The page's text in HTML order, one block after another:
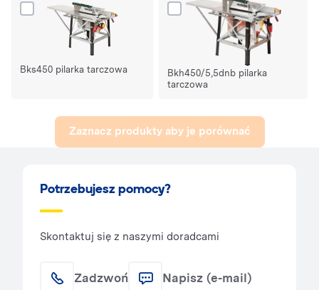
Dodaj produkt Bks450 pilarka tarczowa do porównania
Bks450 pilarka tarczowa
Dodaj produkt Bkh450/5,5dnb
Bkh450/5,5dnb pilarka
tarczowa
Zaznacz produkty aby je porównać
Potrzebujesz pomocy?
Skontaktuj się z naszymi doradcami
Zadzwoń Napisz (e-mail)